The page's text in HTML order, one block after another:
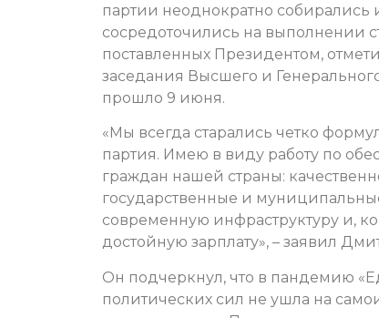
партии неоднократно
сосредоточились на выполнении
поставленных Президентом,
заседания Высшего и
прошло 9 июня.
«Мы всегда старались четко
партия. Имею в виду работу по
граждан нашей страны:
государственные и
современную инфраструктуру и,
достойную зарплату», – заявил
Он подчеркнул, что в пандемию
политических сил не ушла на